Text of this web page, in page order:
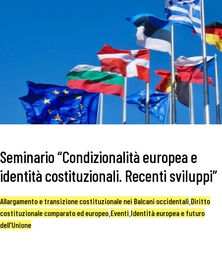
Seminario “Condizionalità europea e
identità costituzionali. Recenti sviluppi”
Allargamento e transizione costituzionale nei Balcani occidentali,Diritto
costituzionale comparato ed europeo,Eventi,Identità europea e futuro
dell'Unione